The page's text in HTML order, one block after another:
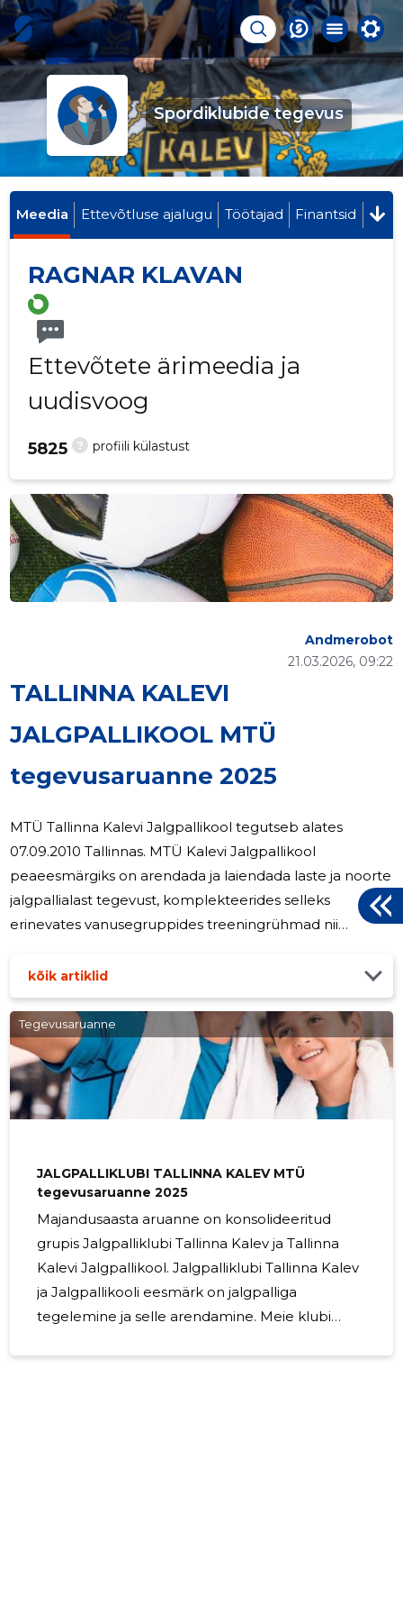
Spordiklubide tegevus
Meedia Ettevõtluse ajalugu Töötajad Finantsid
RAGNAR KLAVAN
Ettevõtete ärimeedia ja
uudisvoog
? profiili külastust
5825
TALLINNA KALEVI
JALGPALLIKOOL MTÜ
tegevusaruanne 2025
21.03.2026, 09:22
Andmerobot
MTÜ Tallinna Kalevi Jalgpallikool tegutseb alates
07.09.2010 Tallinnas. MTÜ Kalevi Jalgpallikool
peaeesmärgiks on arendada ja laiendada laste ja noorte
jalgpallialast tegevust, komplekteerides selleks
erinevates vanusegruppides treeningrühmad nii
treeninguid, osaledes Eesti noorte meistrivõistlustel ning
nii Eesti-sisestel kui rahvusvahelistel turniiridel. Olulisel
kohal on noortetreenerite pidev täiendõpe, mis tagab
heal tasemel noorte sirgumise, kes jõuavad nii
omaealiste Eesti noorte kui ka A-koondisesse, samuti
klubi
kõik artiklid
Tegevusaruanne
JALGPALLIKLUBI TALLINNA KALEV MTÜ
tegevusaruanne 2025
Majandusaasta aruanne on konsolideeritud
grupis Jalgpalliklubi Tallinna Kalev ja Tallinna
Kalevi Jalgpallikool. Jalgpalliklubi Tallinna Kalev
ja Jalgpallikooli eesmärk on jalgpalliga
tegelemine ja selle arendamine. Meie klubi